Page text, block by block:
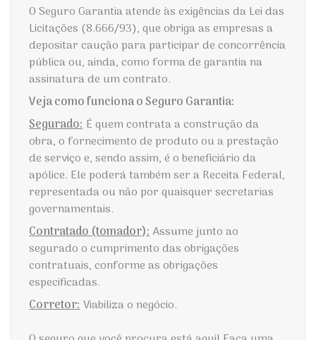
O Seguro Garantia atende às exigências da Lei das
Licitações (8.666/93), que obriga as empresas a
depositar caução para participar de concorrência
pública ou, ainda, como forma de garantia na
assinatura de um contrato.
Veja como funciona o Seguro Garantia:
Segurado: É quem contrata a construção da
obra, o fornecimento de produto ou a prestação
de serviço e, sendo assim, é o beneficiário da
apólice. Ele poderá também ser a Receita Federal,
representada ou não por quaisquer secretarias
governamentais.
Contratado (tomador):Assume junto ao
segurado o cumprimento das obrigações
contratuais, conforme as obrigações
especificadas.
Corretor:Viabiliza o negócio.